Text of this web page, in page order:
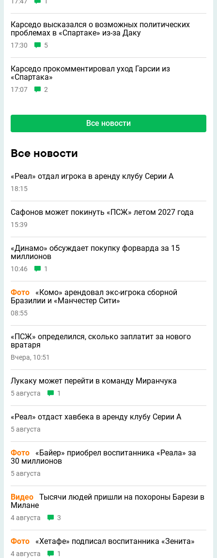
Карседо высказался о возможных политических
проблемах в «Спартаке» из-за Даку
17:30 5
Карседо прокомментировал уход Гарсии из
«Спартака»
17:07 2
Все новости
Все новости
«Реал» отдал игрока в аренду клубу Серии А
18:15
Сафонов может покинуть «ПСЖ» летом 2027 года
15:39
«Динамо» обсуждает покупку форварда за 15
миллионов
10:46 1
Фото
«Комо» арендовал экс-игрока сборной
Бразилии и «Манчестер Сити»
08:55
«ПСЖ» определился, сколько заплатит за нового
вратаря
Вчера, 10:51
Лукаку может перейти в команду Миранчука
5 августа 1
«Реал» отдаст хавбека в аренду клубу Серии A
5 августа
Фото
«Байер» приобрел воспитанника «Реала» за
30 миллионов
5 августа
Видео
Тысячи людей пришли на похороны Барези в
Милане
4 августа 3
Фото «Хетафе» подписал воспитанника «Зенита»
4 августа 1